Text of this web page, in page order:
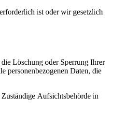
ist oder wir gesetzlich
Löschung oder Sperrung Ihrer
personenbezogenen Daten, die
Aufsichtsbehörde in